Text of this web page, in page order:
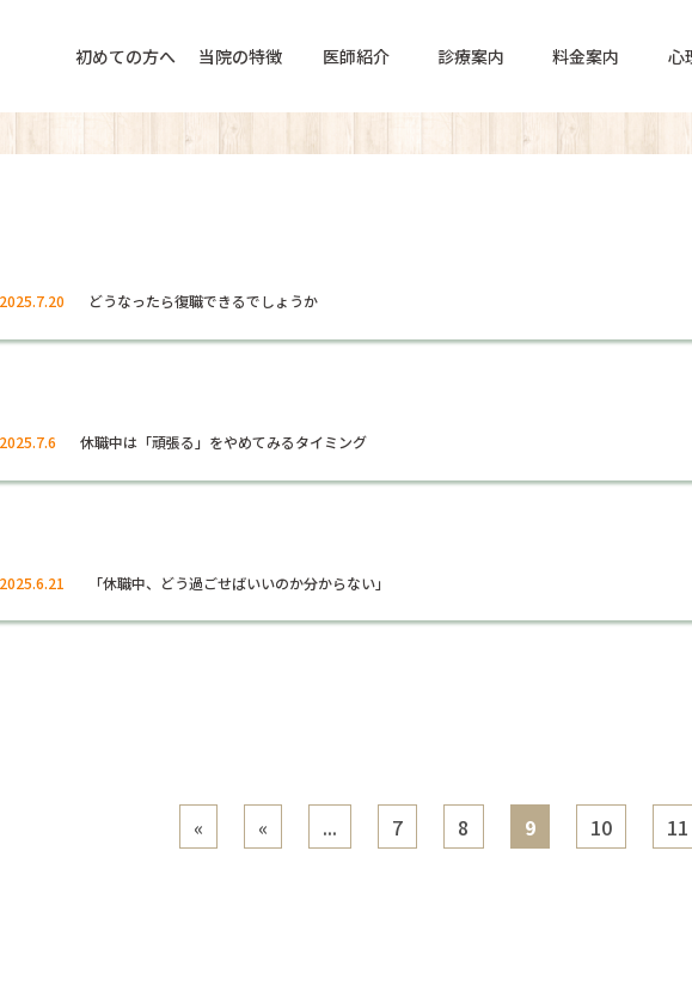
初めての方へ 当院の特徴 医師紹介 診療案内 料金案内 心
2025.7.20 どうなったら復職できるでしょうか
2025.7.6 休職中は「頑張る」をやめてみるタイミング
2025.6.21 「休職中、どう過ごせばいいのか分からない」
« « ... 7 8 9 10 11